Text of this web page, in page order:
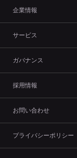
企業情報
サービス
ガバナンス
採用情報
お問い合わせ
プライバシーポリシー